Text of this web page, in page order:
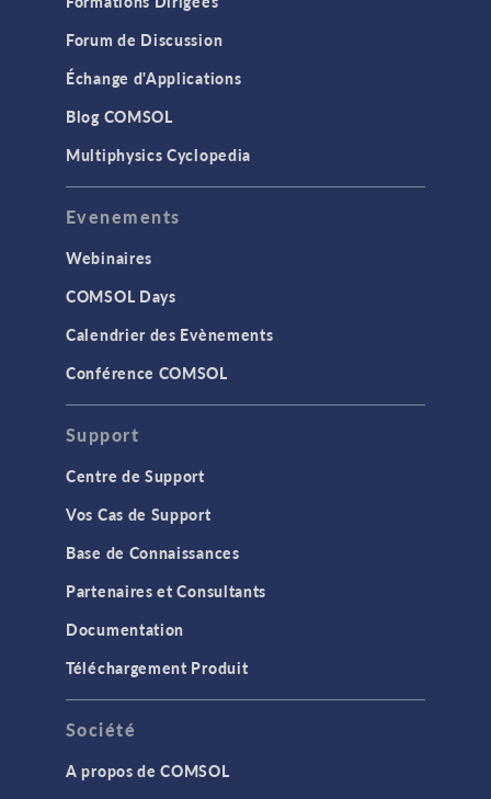
Forum de Discussion
Échange d'Applications
Blog COMSOL
Multiphysics Cyclopedia
Evenements
Webinaires
COMSOL Days
Calendrier des Evènements
Conférence COMSOL
Support
Centre de Support
Vos Cas de Support
Base de Connaissances
Partenaires et Consultants
Documentation
Téléchargement Produit
Société
A propos de COMSOL